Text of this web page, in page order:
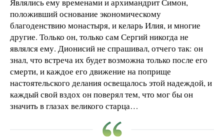
Являлись ему временами и архимандрит Симон,
положивший основание экономическому
благоденствию монастыря, и келарь Илия, и многие
другие. Только он, только сам Сергий никогда не
являлся ему. Дионисий не спрашивал, отчего так: он
знал, что встреча их будет возможна только после его
смерти, и каждое его движение на поприще
настоятельского делания освещалось этой надеждой, и
каждый свой вздох он поверял тем, что мог бы он
значить в глазах великого старца…